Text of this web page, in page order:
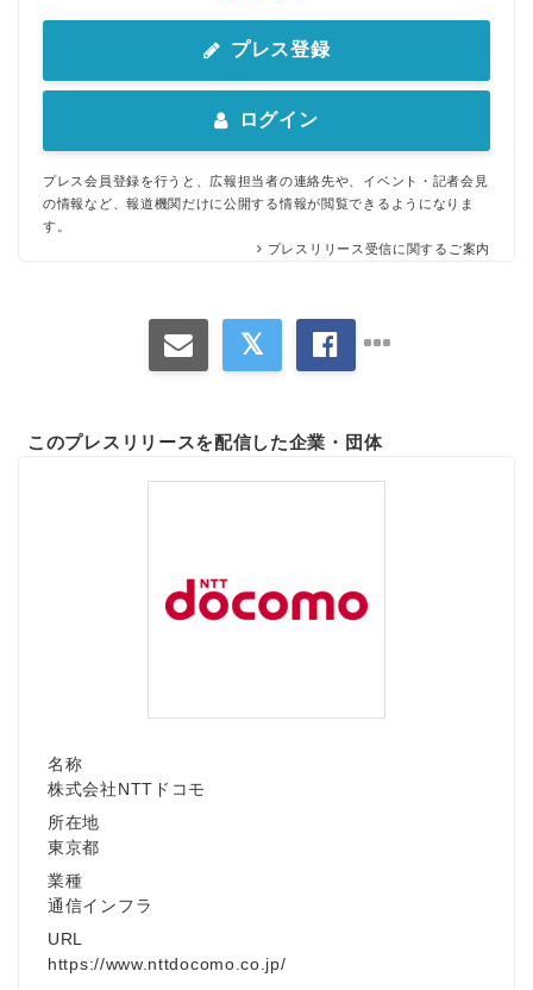
プレス登録
ログイン
プレス会員登録を行うと、広報担当者の連絡先や、イベント・記者会見
の情報など、報道機関だけに公開する情報が閲覧できるようになりま
す。
プレスリリース受信に関するご案内
このプレスリリースを配信した企業・団体
名称
株式会社NTTドコモ
所在地
東京都
業種
通信インフラ
URL
https://www.nttdocomo.co.jp/